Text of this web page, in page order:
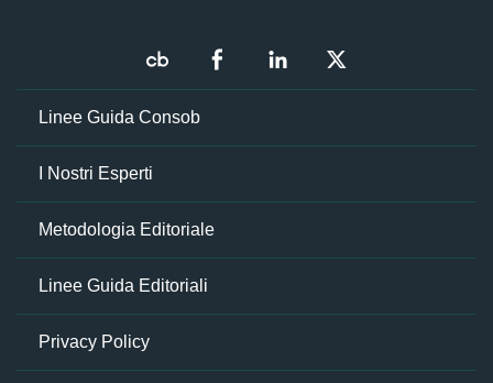
Linee Guida Consob
I Nostri Esperti
Metodologia Editoriale
Linee Guida Editoriali
Privacy Policy